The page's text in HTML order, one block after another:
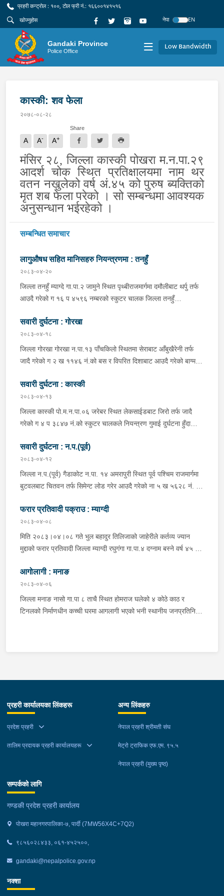
प्रहरी कन्ट्रोल : १००, टोल फ्री नं.: १६६००१४१५१६
नेपा
EN
Gandaki Province
Police Office Low Bandwidth
कास्की: शव फेला
२०७८-०८-२८
A A- A+
Share
मंसिर २८, जिल्ला कास्की पोखरा म.न.पा.२९
आदर्श चोक स्थित प्रतिक्षालयमा नाम थर
वतन नखुलेको वर्ष अं.४५ को पुरुष ब्यक्तिको
मृत शब फेला परेको । सो सम्बन्धमा आवश्यक
अनुसन्धान भईरहेको ।
सम्बन्धित समाचार
लागुऔषध सहित मानिसहरु नियन्त्रणमा : तनहुँ
२०८३-०४-२०
जिल्ला तनहुँ म्याग्दे गा.पा.२ जामुने स्थित पृथ्बीराजमार्गमा दमौलीबाट थर्पु तर्फ
आउदै गरेको ग १६ प ४५९६ नम्बरको स्कुटर चालक जिल्ला तनहुँ
ऐ.५ बस्ने बर्ष ३४ को नरजंग राना स्कुटर रोकी सर्भिस लेनमा बसीरहेको
अबस्थामा थर्पुबाट खटिएको प्रहरी टोलिले शंकास्पद लागि चेकजाँच गर्ने
क्रममा निज अमन पौडेलको साथबाट र स्कुटरको डिक्की भित्रबाट गरी
प्रतिबन्धित लागुऔषध फेनारागन ११ एम्पुल, डाइजेपाम ११ एम्पुल, नुर्फिन ११
भइरहेको ।
सवारी दुर्घटना : गोरखा
२०८३-०४-१८
जिल्ला गोरखा गोरखा न.पा.१३ पाँचकिलो स्थितमा सेराबाट आँबुखैरेनी तर्फ
जादै गरेको ग २ ख ११४६ नं.को बस र विपरित दिशाबाट आउदै गरेको बाग्मती
जिल्ला गोरखा सहिदलखन गा.पा.१ बक्राङ बस्ने वर्ष ३४ को विवश वि.क,
सवार वर्ष २७ को शंकर बिश्वकर्मा, शंकर वि.क को छोरी १५ महिनाकी प्रभा
विश्वकर्मा, बस चालक जिल्ला गोरखा पालुङटार न.पा.६ बस्ने वर्ष ३० को
मिलन गुरुङ. गोरखा न.पा.१३ देउराली बस्ने वर्ष ४२ को कृष्णा राम नराल
पठाएको ।
सवारी दुर्घटना : कास्की
२०८३-०४-१३
जिल्ला कास्की पो.म.न.पा.०६ जरेबर स्थित लेकसाईडबाट जिरो तर्फ जादै
गरेको ग ४ प ३८४७ नं.को स्कुटर चालकले नियन्त्रण गुमाई दुर्घटना हुँदा
अर्चलबोट बस्ने बर्ष २४ कि शान्ति नेपाली घाईते भई उपचारको लागि G.M.C
अस्पताल पठाइएको ।
सवारी दुर्घटना : न.प.(पूर्व)
२०८३-०४-१२
जिल्ला न.प.(पूर्व) गैडाकोट न.पा. १४ अमरापुरी स्थित पूर्व पश्चिम राजमार्गमा
बुटवलबाट चितवन तर्फ सिमेन्ट लोड गरेर आउदै गरेको ना ५ ख ५६२८ नं. को
प ८९४३ नं. को मोटरसाइकल एक आपसमा ठक्कर खाई दुर्घटना हुँदा
मोटरसाइकल चालक जिल्ला मोरङ बिराटनगर म.न.पा. वडा न. १३ बस्ने बर्ष
३० को अभिषेक कुमार पण्डित घाईते भई उपचारको लागी एलआईभ अस्पताल
चितवन पठाएको, मोटरसाइकल,ट्रक र ट्रक चालक जिल्ला न.प.पुर्व देवचुली
लिईएको ।
फरार प्रतिवादी पक्राउ : म्याग्दी
२०८३-०४-०८
मिति २०८३।०४।०८ गते भुल बहादुर तिलिजाको जाहेरीले कर्तव्य ज्यान
मुद्दाको फरार प्रतिवादी जिल्ला म्याग्दी रघुगंगा गा.पा.४ दग्नाम बस्ने वर्ष ४५ को
म्याग्दी आक्रमणमा कारागारबाट फरार भएकोमा सम्मानित जिल्ला अदालत
म्याग्दीको फैसलाले २० बर्ष कैद सजाय तोकिई १९ वर्ष ७ महिना कैद सजाए
भुक्तान गर्न बाँकी रहेको फरार प्रतिवादीलाई निजको वतन देखी ५ कि.मि.
टाढा लेकमा रहेको गोठमा लुकेर बसिरहेको अवस्थामा जि.प्र.का.म्याग्दीबाट
आगोलागी : मनाङ
२०८३-०४-०६
जिल्ला मनाङ नासो गा.पा ८ ताचै स्थित होमराज घलेको ४ कोठे काठ र
टिनलको निर्माणधीन कच्ची घरमा आगलागी भएको भनी स्थानीय जनप्रतिनिधि
प्रहरी कार्यालयका लिंकहरू
प्रदेश प्रहरी
तालिम प्रदायक प्रहरी कार्यालयहरू
अन्य लिंकहरु
नेपाल प्रहरी श्रीमती संघ
मेट्रो ट्राफिक एफ.एम. ९५.५
नेपाल प्रहरी (मुख्य पृष्ठ)
सम्पर्कको लागि
गण्डकी प्रदेश प्रहरी कार्यालय
पोखरा महानगरपालिका-७, पार्दी (7MW56X4C+7Q2)
९८५६०२८४३३, ०६१-४५२५००,
gandaki@nepalpolice.gov.np
नक्शा